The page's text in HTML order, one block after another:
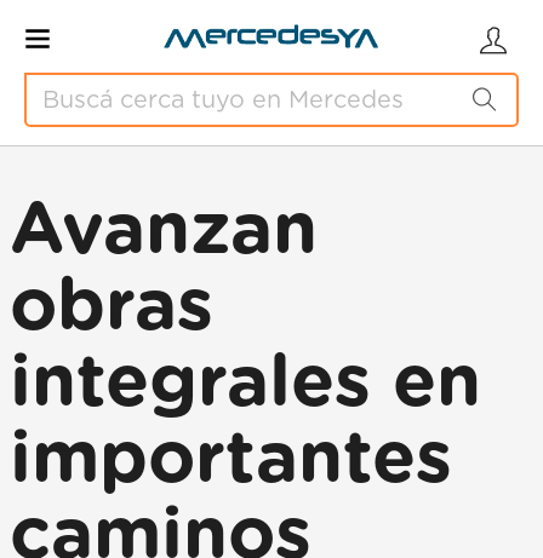
Avanzan
obras
integrales en
importantes
caminos